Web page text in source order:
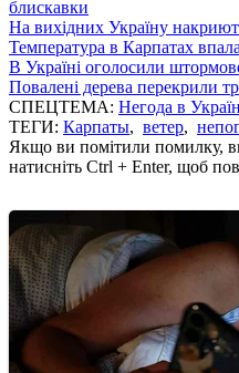
блискавки
На вихідних Україну
Температура в Карпатах
В Україні оголосили
Повалені дерева перекрили
СПЕЦТЕМА: Негода в
ТЕГИ: Карпаты, ветер,
Якщо ви помітили помилку,
натисніть Ctrl + Enter, щоб